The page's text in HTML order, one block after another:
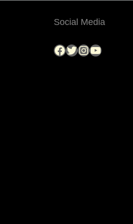
Social Media
Facebook Twitter InstagramYouTube